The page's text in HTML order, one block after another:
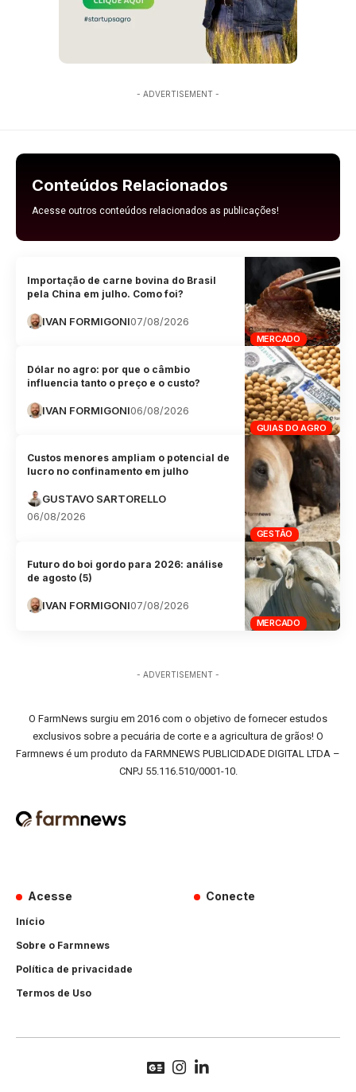
- ADVERTISEMENT -
Conteúdos Relacionados
Acesse outros conteúdos relacionados as publicações!
MERCADO
Importação de carne bovina do Brasil
pela China em julho. Como foi?
IVAN FORMIGONI07/08/2026
GUIAS DO AGRO
Dólar no agro: por que o câmbio
influencia tanto o preço e o custo?
IVAN FORMIGONI06/08/2026
GESTÃO
Custos menores ampliam o potencial de
lucro no confinamento em julho
GUSTAVO SARTORELLO
06/08/2026
MERCADO
Futuro do boi gordo para 2026: análise
de agosto (5)
IVAN FORMIGONI07/08/2026
- ADVERTISEMENT -
O FarmNews surgiu em 2016 com o objetivo de fornecer estudos
exclusivos sobre a pecuária de corte e a agricultura de grãos! O
Farmnews é um produto da FARMNEWS PUBLICIDADE DIGITAL LTDA –
CNPJ 55.116.510/0001-10.
Acesse
Início
Sobre o Farmnews
Política de privacidade
Termos de Uso
Conecte